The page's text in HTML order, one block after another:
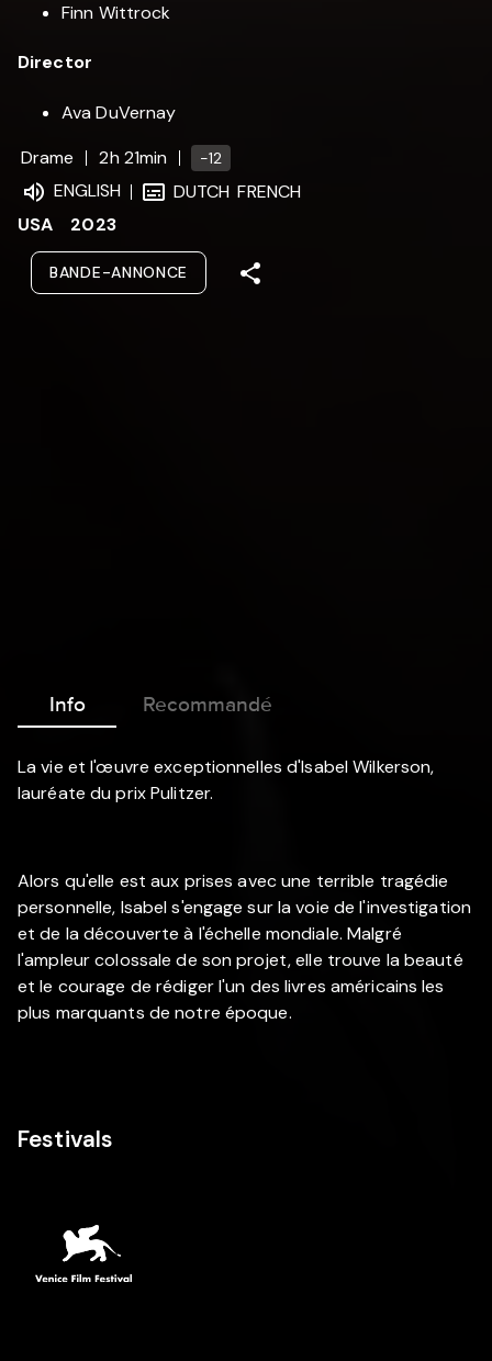
Finn Wittrock
Director
Ava DuVernay
Drame
2h 21min -12
ENGLISH DUTCH FRENCH
USA
2023
BANDE-ANNONCE
Info Recommandé
La vie et l'œuvre exceptionnelles d'Isabel Wilkerson,
lauréate du prix Pulitzer.
Alors qu'elle est aux prises avec une terrible tragédie
personnelle, Isabel s'engage sur la voie de l'investigation
et de la découverte à l'échelle mondiale. Malgré
l'ampleur colossale de son projet, elle trouve la beauté
et le courage de rédiger l'un des livres américains les
plus marquants de notre époque.
Festivals